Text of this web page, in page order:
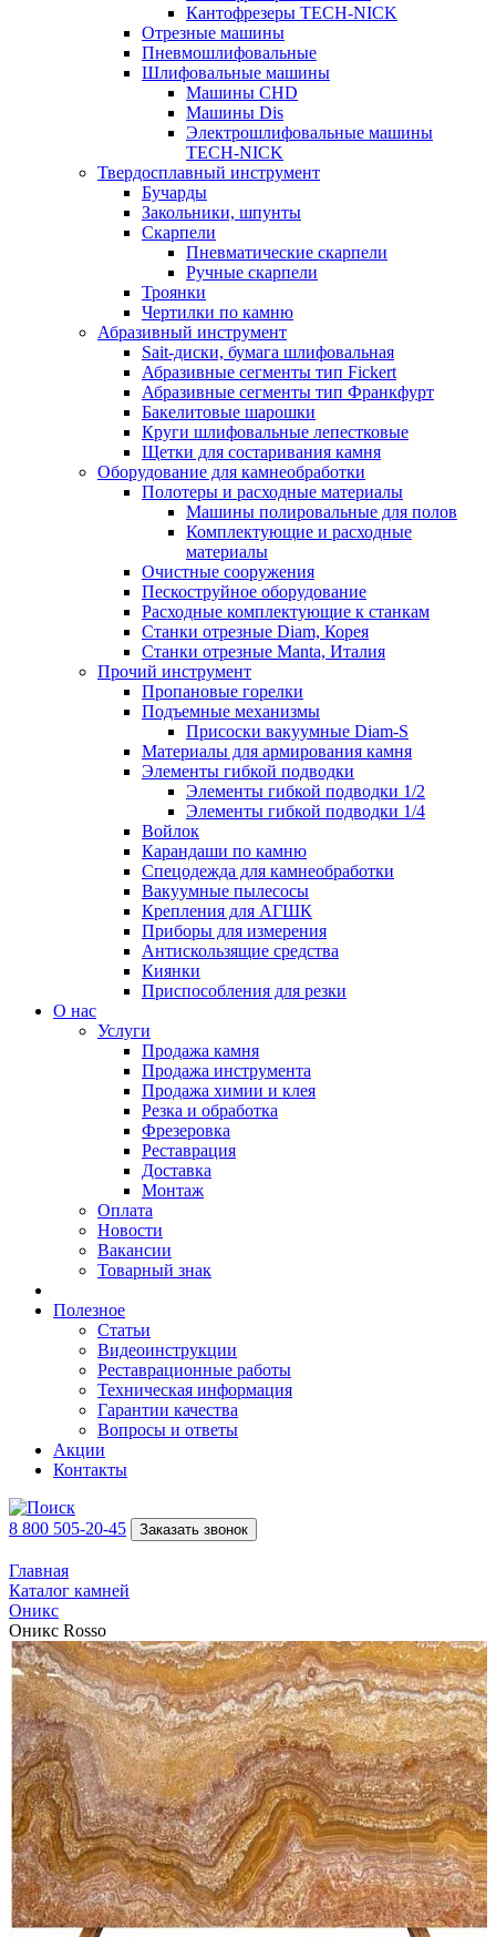
Кантофрезеры TECH-NICK
Отрезные машины
Пневмошлифовальные
Шлифовальные машины
Машины CHD
Машины Dis
Электрошлифовальные машины
TECH-NICK
Твердосплавный инструмент
Бучарды
Закольники, шпунты
Скарпели
Пневматические скарпели
Ручные скарпели
Троянки
Чертилки по камню
Абразивный инструмент
Sait-диски, бумага шлифовальная
Абразивные сегменты тип Fickert
Абразивные сегменты тип Франкфурт
Бакелитовые шарошки
Круги шлифовальные лепестковые
Щетки для состаривания камня
Оборудование для камнеобработки
Полотеры и расходные материалы
Машины полировальные для полов
Комплектующие и расходные
материалы
Очистные сооружения
Пескоструйное оборудование
Расходные комплектующие к станкам
Станки отрезные Diam, Корея
Станки отрезные Manta, Италия
Прочий инструмент
Пропановые горелки
Подъeмные механизмы
Присоски вакуумные Diam-S
Материалы для армирования камня
Элементы гибкой подводки
Элементы гибкой подводки 1/2
Элементы гибкой подводки 1/4
Войлок
Карандаши по камню
Спецодежда для камнеобработки
Вакуумные пылесосы
Крепления для АГШК
Приборы для измерения
Антискользящие средства
Киянки
Приспособления для резки
О нас
Услуги
Продажа камня
Продажа инструмента
Продажа химии и клея
Резка и обработка
Фрезеровка
Реставрация
Доставка
Монтаж
Оплата
Новости
Вакансии
Товарный знак
Полезное
Статьи
Видеоинструкции
Реставрационные работы
Техническая информация
Гарантии качества
Вопросы и ответы
Акции
Контакты
8 800 505-20-45 Заказать звонок
Главная
Каталог камней
Оникс
Оникс Rosso